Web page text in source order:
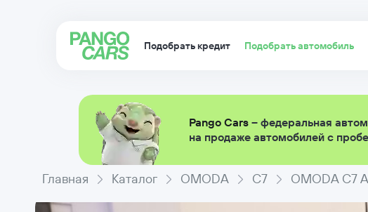
Подобрать кредит Подобрать автомобиль
Pango Cars – федеральная
на продаже автомобилей с
Главная Каталог OMODA C7 OMODA C7